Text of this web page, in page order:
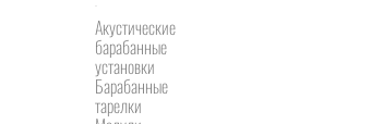
Акустические
барабанные
установки
Барабанные
тарелки